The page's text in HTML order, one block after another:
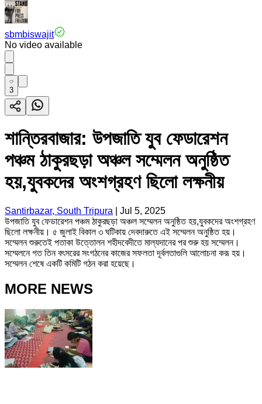
sbmbiswajit
No video available
3
শান্তিরবাজার: উপজাতি যুব ফেডারেশন
পঞ্চম ঠাকুরছড়া অঞ্চল সম্মেলন অনুষ্ঠিত
হয়,যুবকদের অংশগ্রহণ ছিলো লক্ষনীয়
Santirbazar, South Tripura
Jul 5, 2025
উপজাতি যুব ফেডারেশন পঞ্চম ঠাকুরছড়া অঞ্চল সম্মেলন অনুষ্ঠিত হয়,যুবকদের অংশগ্রহণ
ছিলো লক্ষনীয়। ৫ জুলাই বিকাল ৩ ঘটিকায় দেবদারুতে এই সম্মেলন অনুষ্ঠিত হয়।
সম্মেলন শুরুতেই পতাকা উত্তোলন শহীদবেদীতে মাল্যদানের পর শুরু হয় সম্মেলন।
সম্মেলনে গত তিন বৎসরের সংগঠনের কাজের সফলতা দূর্বলতাগুলি আলোচনা করূ হয়।
সম্মেলন শেষে একটি কমিটি গঠন করা হয়েছে।
MORE NEWS